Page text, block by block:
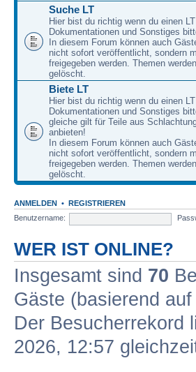
Suche LT
Hier bist du richtig wenn du einen
Dokumentationen und Sonstiges
In diesem Forum können auch
nicht sofort veröffentlicht, sondern
freigegeben werden. Themen
gelöscht.
Biete LT
Hier bist du richtig wenn du einen
Dokumentationen und Sonstiges
gleiche gilt für Teile aus
anbieten!
In diesem Forum können auch
nicht sofort veröffentlicht, sondern
freigegeben werden. Themen
gelöscht.
ANMELDEN • REGISTRIEREN
Benutzername:
WER IST ONLINE?
Insgesamt sind 70
Gäste (basierend
Der Besucherrekord
2026, 12:57